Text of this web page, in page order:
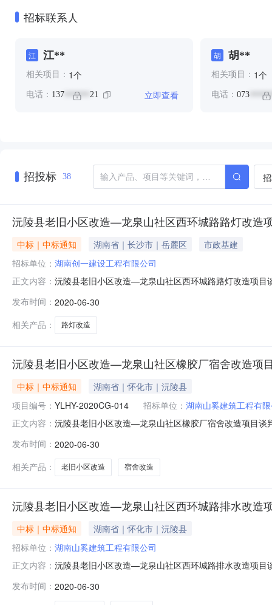
招标联系人
江 江**
相关项目： 1个
电话： 137 ****** 21 立即查看
胡 胡**
相关项目： 1个
电话： 073
招投标 38
沅陵县老旧小区改造—龙泉山社区西环城路路灯改造
中标｜中标通知 湖南省｜长沙市｜岳麓区
市政基建
招标单位： 湖南创一建设工程有限公司
正文内容： 沅陵县老旧小区改造—龙泉山社区西环城路路灯改造项
2020050512、委托代理编号：YLHY-2020CG-016三、
荐方式的推
发布时间： 2020-06-30
相关产品：
路灯改造
沅陵县老旧小区改造—龙泉山社区橡胶厂宿舍改造项
中标｜中标通知
湖南省｜怀化市｜沅陵县
项目编号： YLHY-2020CG-014 招标单位： 湖南山奚建筑工程有
正文内容： 沅陵县老旧小区改造—龙泉山社区橡胶厂宿舍改造项目
2020CG-014三、邀请供应商的情况1、供应商产生方式
评审专家
发布时间： 2020-06-30
相关产品：
老旧小区改造 宿舍改造
沅陵县老旧小区改造—龙泉山社区西环城路排水改造
中标｜中标通知
湖南省｜怀化市｜沅陵县
招标单位： 湖南山奚建筑工程有限公司
正文内容： 沅陵县老旧小区改造—龙泉山社区西环城路排水改造项
2020050502、委托代理编号：YLHY-2020CG-015三、
发布时间： 2020-06-30